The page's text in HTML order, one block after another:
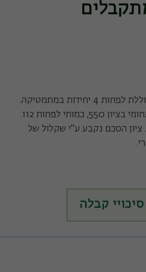
יחידות במתמטיקה.
כמותי לפחות 112.
ציון הסכם נקבע ע"י שקלול של
קבלה